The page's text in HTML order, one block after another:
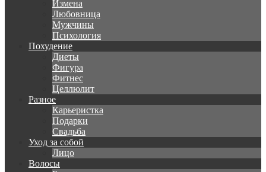
Измена
Любовница
Мужчины
Психология
Похудение
Диеты
Фигура
Фитнес
Целлюлит
Разное
Карьеристка
Подарки
Свадьба
Уход за собой
Лицо
Волосы